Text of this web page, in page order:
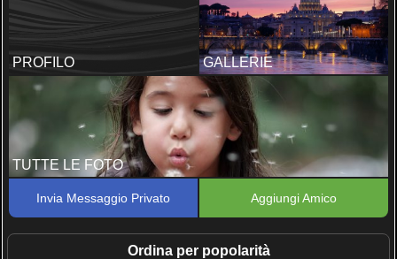
PROFILO GALLERIE
TUTTE LE FOTO
Invia Messaggio Privato Aggiungi Amico
Ordina per popolarità